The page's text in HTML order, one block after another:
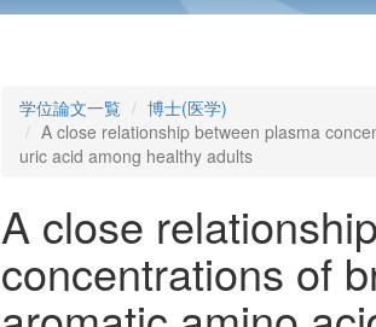
学位論文一覧
博士(医学)
A close relationship between plasma
uric acid among healthy adults
A close
concentrations of